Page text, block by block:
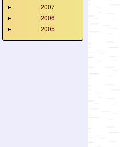
2007
2006
2005